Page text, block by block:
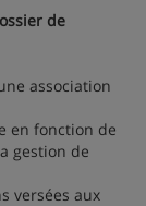
de
association
fonction de
gestion de
aux